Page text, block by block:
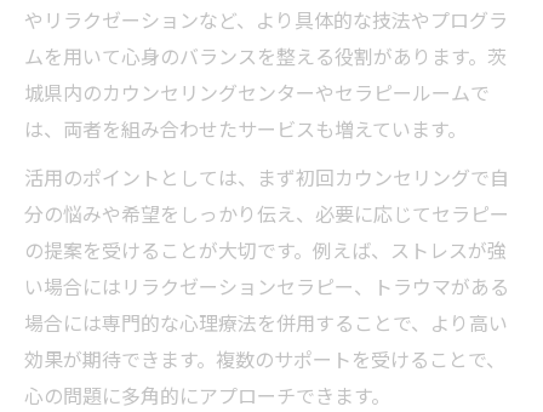
やリラクゼーションなど、より具体的な技法やプログラ
ムを用いて心身のバランスを整える役割があります。茨
城県内のカウンセリングセンターやセラピールームで
は、両者を組み合わせたサービスも増えています。
活用のポイントとしては、まず初回カウンセリングで自
分の悩みや希望をしっかり伝え、必要に応じてセラピー
の提案を受けることが大切です。例えば、ストレスが強
い場合にはリラクゼーションセラピー、トラウマがある
場合には専門的な心理療法を併用することで、より高い
効果が期待できます。複数のサポートを受けることで、
心の問題に多角的にアプローチできます。